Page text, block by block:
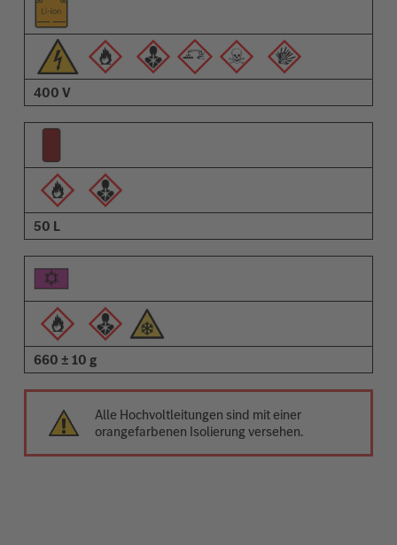
400 V
50 L
660 ± 10 g
Alle Hochvoltleitungen sind mit einer
orangefarbenen Isolierung versehen.